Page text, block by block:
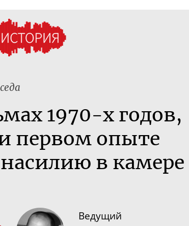
1970-х годов,
первом опыте
в камере
Ведущий